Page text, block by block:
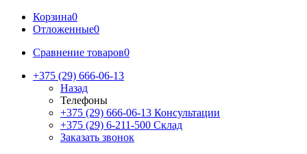
Корзина0
Отложенные0
Сравнение товаров0
+375 (29) 666-06-13
Назад
Телефоны
+375 (29) 666-06-13 Консультации
+375 (29) 6-211-500 Склад
Заказать звонок